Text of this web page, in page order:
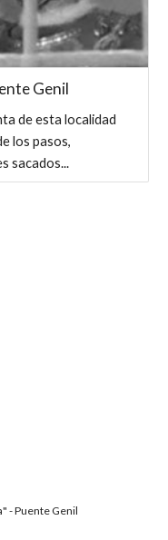
Genil
de esta localidad
los pasos,
sacados...
- Puente Genil